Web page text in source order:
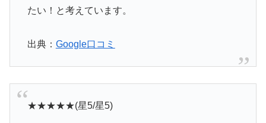
たい！と考えています。
出典： Google口コミ
★★★★★(星5/星5)